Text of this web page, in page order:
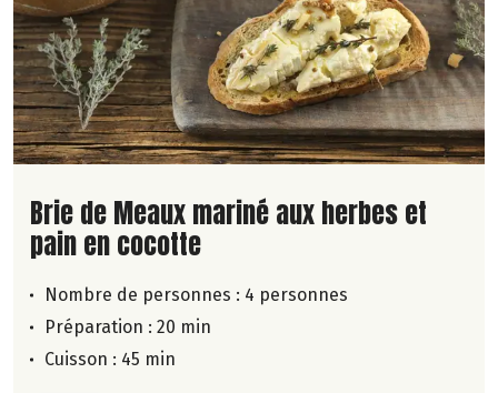
Lire la suite de la recette
Brie de Meaux mariné aux herbes et
pain en cocotte
Nombre de personnes : 4 personnes
Préparation : 20 min
Cuisson : 45 min